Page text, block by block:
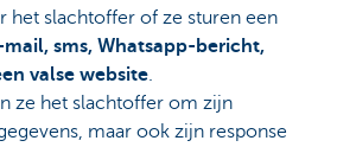
het slachtoffer of ze sturen een
mail, sms, Whatsapp-bericht,
valse website.
ze het slachtoffer om zijn
maar ook zijn response